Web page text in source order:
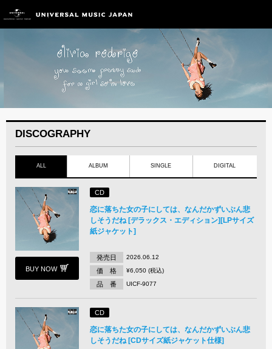
DISCOGRAPHY
ALL ALBUM SINGLE DIGITAL
BUY NOW
CD
恋に落ちた女の子にしては、なんだかずいぶん悲
しそうだね [デラックス・エディション][LPサイズ
紙ジャケット]
発売日 2026.06.12
価 格 ¥6,050 (税込)
品 番 UICF-9077
CD
恋に落ちた女の子にしては、なんだかずいぶん悲
しそうだね [CDサイズ紙ジャケット仕様]